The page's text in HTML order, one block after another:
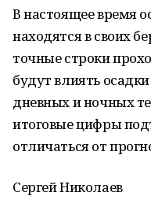
В настоящее время
находятся в своих
точные строки
будут влиять
дневных и ночных
итоговые цифры
отличаться от
Сергей Николаев